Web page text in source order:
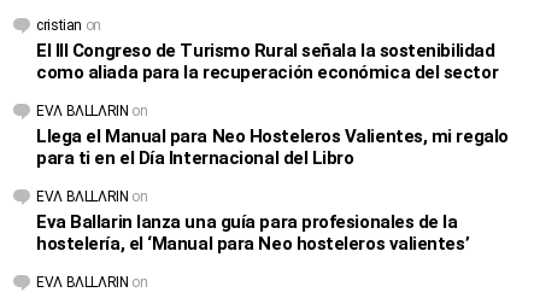
cristian on
El III Congreso de Turismo Rural señala la sostenibilidad
como aliada para la recuperación económica del sector
EVΛ BΛLLΛRIN on
Llega el Manual para Neo Hosteleros Valientes, mi regalo
para ti en el Día Internacional del Libro
EVΛ BΛLLΛRIN on
Eva Ballarin lanza una guía para profesionales de la
hostelería, el ‘Manual para Neo hosteleros valientes’
EVΛ BΛLLΛRIN on